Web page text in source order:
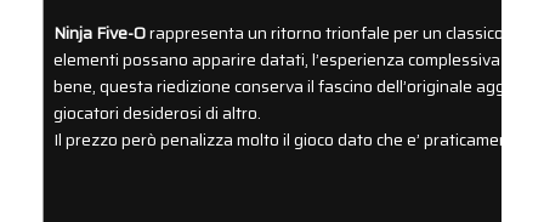
Ninja Five-Orappresenta un ritorno trionfale per un classico del
elementi possano apparire datati, l’esperienza complessiva
bene, questa riedizione conserva il fascino dell’originale
giocatori desiderosi di altro.
Il prezzo però penalizza molto il gioco dato che e’ praticamente